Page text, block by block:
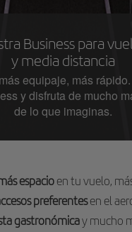
Business para
y media distancia
equipaje, más
y disfruta de mucho
de lo que imaginas.
espacioen tu vuelo,
preferentesen el
gastronómicay mucho